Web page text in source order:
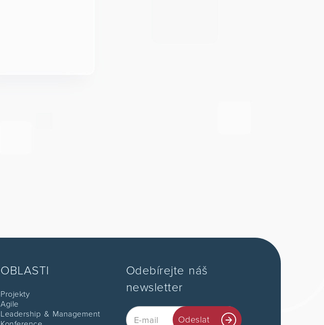
OBLASTI
Projekty
Agile
Leadership & Management
Odebírejte náš
newsletter
Email
Odeslat